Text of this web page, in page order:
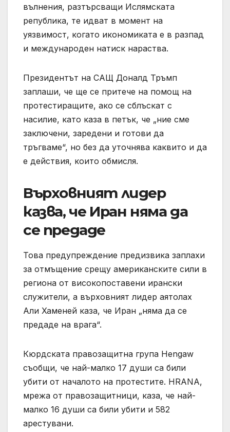
вълнения, разтърсващи Ислямската
република, те идват в момент на
уязвимост, когато икономиката е в разпад
и международен натиск нараства.
Президентът на САЩ Доналд Тръмп
заплаши, че ще се притече на помощ на
протестиращите, ако се сблъскат с
насилие, като каза в петък, че „ние сме
заключени, заредени и готови да
тръгваме“, но без да уточнява каквито и да
е действия, които обмисля.
Върховният лидер
казва, че Иран няма да
се предаде
Това предупреждение предизвика заплахи
за отмъщение срещу американските сили в
региона от високопоставени ирански
служители, а върховният лидер аятолах
Али Хаменей каза, че Иран „няма да се
предаде на врага“.
Кюрдската правозащитна група Hengaw
съобщи, че най-малко 17 души са били
убити от началото на протестите. HRANA,
мрежа от правозащитници, каза, че най-
малко 16 души са били убити и 582
арестувани.